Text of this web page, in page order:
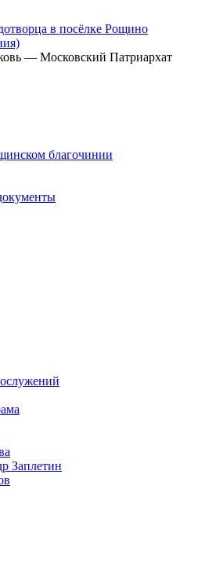
в посёлке Рощино
— Московский Патриархат
благочинии
Заплетин